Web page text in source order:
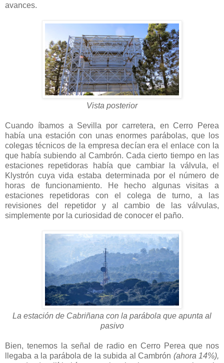
avances.
Vista posterior
Cuando íbamos a Sevilla por carretera, en Cerro Perea
había una estación con unas enormes parábolas, que los
colegas técnicos de la empresa decían era el enlace con la
que había subiendo al Cambrón. Cada cierto tiempo en las
estaciones repetidoras había que cambiar la válvula, el
Klystrón cuya vida estaba determinada por el número de
horas de funcionamiento. He hecho algunas visitas a
estaciones repetidoras con el colega de turno, a las
revisiones del repetidor y al cambio de las válvulas,
simplemente por la curiosidad de conocer el paño.
La estación de Cabriñana con la parábola que apunta al
pasivo
Bien, tenemos la señal de radio en Cerro Perea que nos
llegaba a la parábola de la subida al Cambrón (ahora 14%),